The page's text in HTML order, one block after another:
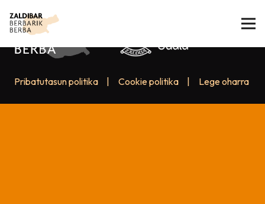
Pribatutasun politika Cookie politika Lege oharra